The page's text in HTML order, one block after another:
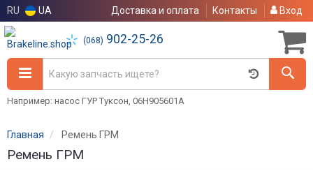
RU UA Доставка и оплата Контакты Вход
(068) 902-25-26
Например: насос ГУР Туксон, 06H905601A
Главная Ремень ГРМ
Ремень ГРМ